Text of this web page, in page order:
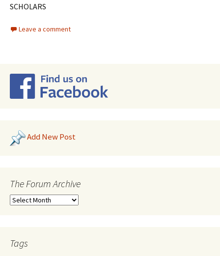
SCHOLARS
Leave a comment
Add New Post
The Forum Archive
Tags